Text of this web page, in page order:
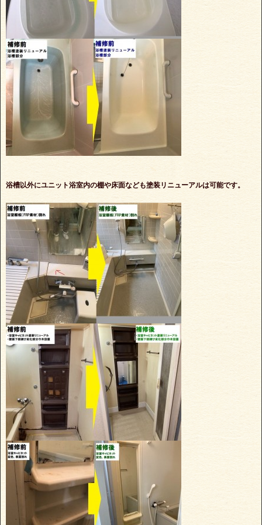
浴槽以外にユニット浴室内の棚や床面なども塗装リニューアルは可能です。